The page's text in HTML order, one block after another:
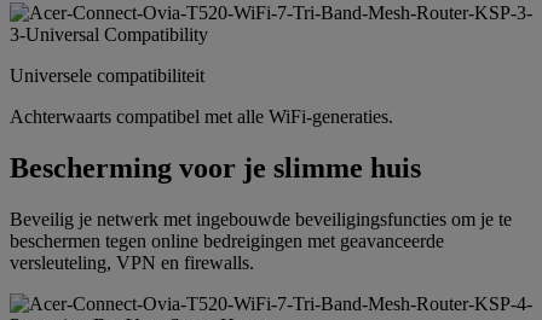
Universele compatibiliteit
Achterwaarts compatibel met alle WiFi-generaties.
Bescherming voor je slimme huis
Beveilig je netwerk met ingebouwde beveiligingsfuncties om je te
beschermen tegen online bedreigingen met geavanceerde
versleuteling, VPN en firewalls.